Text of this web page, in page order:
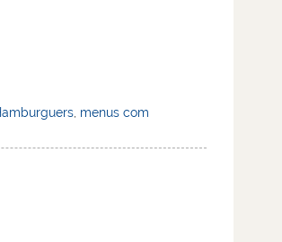
, menus com